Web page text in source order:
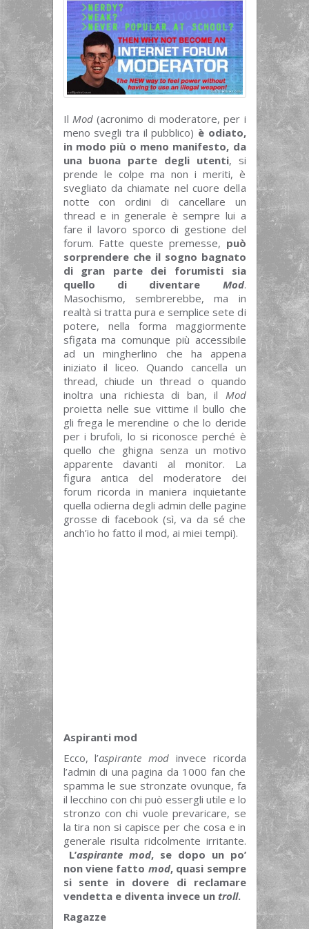
Il Mod(acronimo di moderatore, per i
meno svegli tra il pubblico) è odiato,
in modo più o meno manifesto, da
una buona parte degli utenti, si
prende le colpe ma non i meriti, è
svegliato da chiamate nel cuore della
notte con ordini di cancellare un
thread e in generale è sempre lui a
fare il lavoro sporco di gestione del
forum. Fatte queste premesse, può
sorprendere che il sogno bagnato
di gran parte dei forumisti sia
quello di diventare Mod.
Masochismo, sembrerebbe, ma in
realtà si tratta pura e semplice sete di
potere, nella forma maggiormente
sfigata ma comunque più accessibile
ad un mingherlino che ha appena
iniziato il liceo. Quando cancella un
thread, chiude un thread o quando
inoltra una richiesta di ban, il Mod
proietta nelle sue vittime il bullo che
gli frega le merendine o che lo deride
per i brufoli, lo si riconosce perché è
quello che ghigna senza un motivo
apparente davanti al monitor. La
figura antica del moderatore dei
forum ricorda in maniera inquietante
quella odierna degli admin delle pagine
grosse di facebook (sì, va da sé che
anch’io ho fatto il mod, ai miei tempi).
Aspiranti mod
Ecco, l’aspirante mod invece ricorda
l’admin di una pagina da 1000 fan che
spamma le sue stronzate ovunque, fa
il lecchino con chi può essergli utile e lo
stronzo con chi vuole prevaricare, se
la tira non si capisce per che cosa e in
generale risulta ridcolmente irritante.
L’aspirante mod, se dopo un po’
non viene fatto mod, quasi sempre
si sente in dovere di reclamare
vendetta e diventa invece un troll.
Ragazze